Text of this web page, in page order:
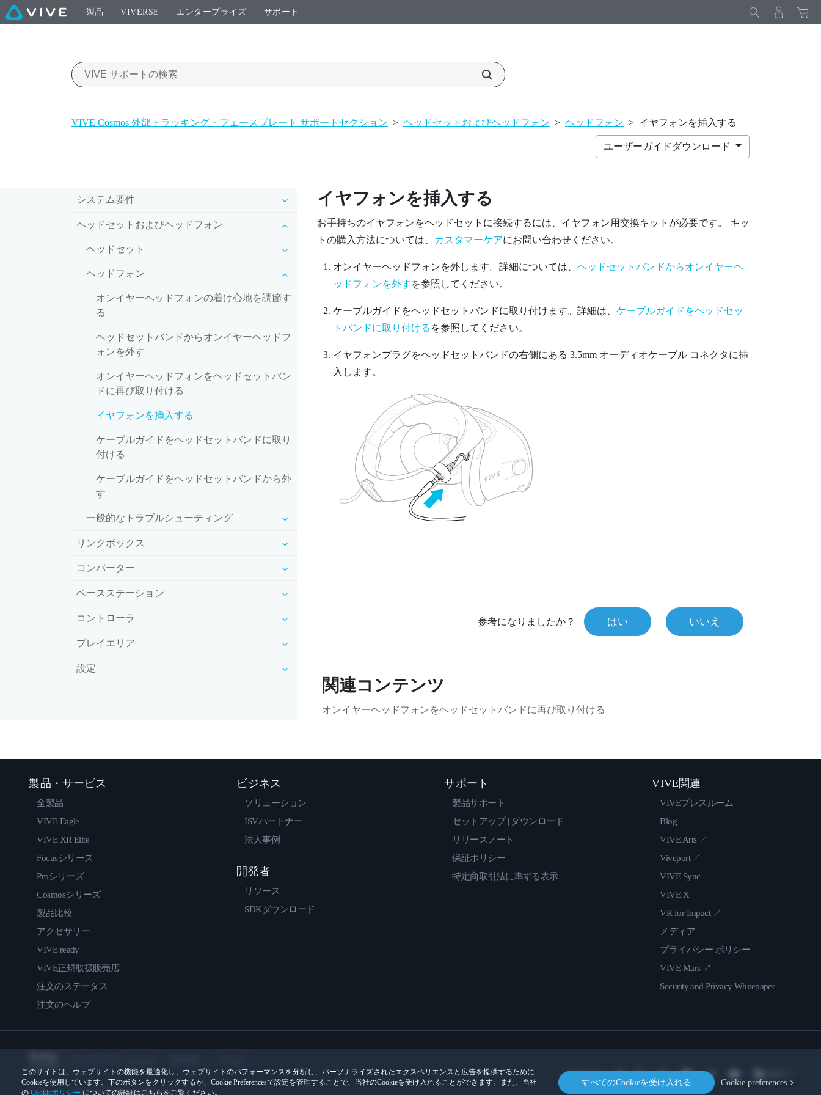
製品 VIVERSE エンタープライズ サポート
VIVE Cosmos 外部トラッキング・フェースプレート サポートセクション > ヘッドセットおよびヘッドフォン > ヘッドフォン > イヤフォンを挿入する
ユーザーガイドダウンロード
システム要件
ヘッドセットおよびヘッドフォン
ヘッドセット
ヘッドフォン
オンイヤーヘッドフォンの着け心地を調節す
る
ヘッドセットバンドからオンイヤーヘッドフ
ォンを外す
オンイヤーヘッドフォンをヘッドセットバン
ドに再び取り付ける
イヤフォンを挿入する
ケーブルガイドをヘッドセットバンドに取り
付ける
ケーブルガイドをヘッドセットバンドから外
す
一般的なトラブルシューティング
リンクボックス
コンバーター
ベースステーション
コントローラ
プレイエリア
設定
イヤフォンを挿入する
お手持ちのイヤフォンをヘッドセットに接続するには、イヤフォン用交換キットが必要です。 キッ
トの購入方法については、
カスタマーケアにお問い合わせください。
オンイヤーヘッドフォンを外します。詳細については、 ヘッドセットバンドからオンイヤーヘ
ッドフォンを外すを参照してください。
ケーブルガイドをヘッドセットバンドに取り付けます。詳細は、 ケーブルガイドをヘッドセッ
トバンドに取り付ける を参照してください。
イヤフォンプラグをヘッドセットバンドの右側にある 3.5mm オーディオケーブル コネクタに挿
入します。
参考になりましたか？ はい いいえ
関連コンテンツ
オンイヤーヘッドフォンをヘッドセットバンドに再び取り付ける
このサイトは、ウェブサイトの機能を最適化し、ウェブサイトのパフォーマンスを分析し、パーソナライズされたエクスペリエンスと広告を提供するために
Cookieを使用しています。下のボタンをクリックするか、Cookie Preferencesで設定を管理することで、当社のCookieを受け入れることができます。また、当社
の Cookieポリシー についての詳細はこちらをご覧ください。
すべてのCookieを受け入れる Cookie preferences
製品・サービス
全製品
VIVE Eagle
VIVE XR Elite
Focusシリーズ
Proシリーズ
Cosmosシリーズ
製品比較
アクセサリー
VIVE ready
VIVE正規取扱販売店
注文のステータス
注文のヘルプ
ビジネス
ソリューション
ISVパートナー
法人事例
開発者
リソース
SDKダウンロード
サポート
製品サポート
セットアップ | ダウンロード
リリースノート
保証ポリシー
特定商取引法に準ずる表示
VIVE関連
VIVEプレスルーム
Blog
VIVE Arts ↗
Viveport ↗
VIVE Sync
VIVE X
VR for Impact ↗
メディア
プライバシー ポリシー
VIVE Mars ↗
Security and Privacy Whitepaper
Location
プライバシー連絡先:Global-Privacy@htc.com